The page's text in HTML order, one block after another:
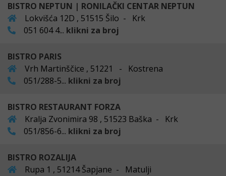
BISTRO NEPTUN | RONILAČKI CENTAR NEPTUN
Lokvišća 12D , 51515 Šilo - Krk
051 604 4... klikni za broj
BISTRO PARIS
Vrh Martinščice , 51221 - Kostrena
051/288-5... klikni za broj
BISTRO RESTAURANT FORZA
Kralja Zvonimira 98 , 51523 Baška - Krk
051/856-6... klikni za broj
BISTRO ROZALIJA
Rupa 1 , 51214 Šapjane - Matulji